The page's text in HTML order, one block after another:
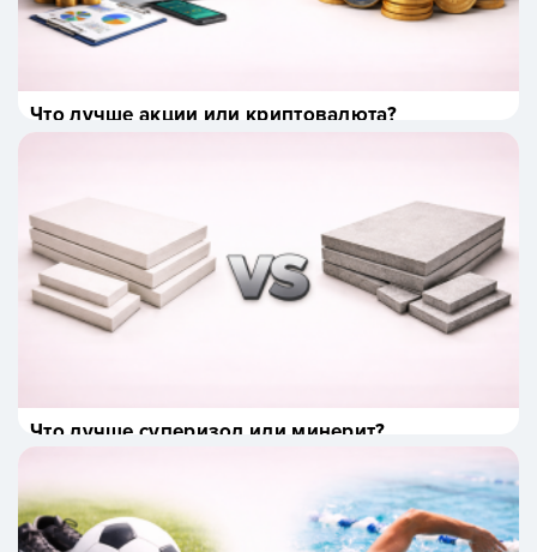
Что лучше акции или криптовалюта?
Что лучше суперизол или минерит?